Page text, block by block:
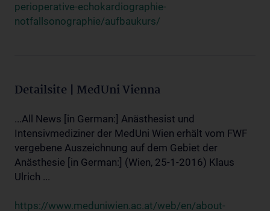
perioperative-echokardiographie-
notfallsonographie/aufbaukurs/
Detailsite | MedUni Vienna
...All News [in German:] Anästhesist und
Intensivmediziner der MedUni Wien erhält vom FWF
vergebene Auszeichnung auf dem Gebiet der
Anästhesie [in German:] (Wien, 25-1-2016) Klaus
Ulrich ...
https://www.meduniwien.ac.at/web/en/about-